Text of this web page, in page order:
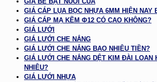
GIÁ CÁP LỤA BỌC NHỰA 6MM HIỆN NAY
GIÁ CÁP MẠ KẼM Φ12 CÓ CAO KHÔNG?
GIÁ LƯỚI
GIÁ LƯỚI CHE NẮNG
GIÁ LƯỚI CHE NẮNG BAO NHIÊU TIỀN?
GIÁ LƯỚI CHE NẮNG DỆT KIM ĐÀI LOAN
NHIÊU?
GIÁ LƯỚI NHỰA